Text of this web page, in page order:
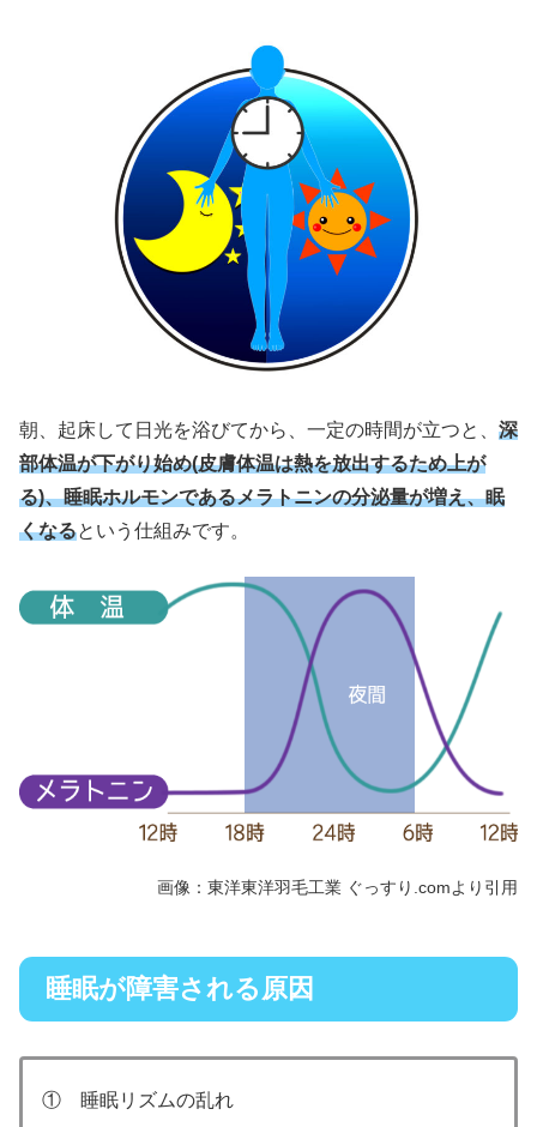
朝、起床して日光を浴びてから、一定の時間が立つと、 深
部体温が下がり始め(皮膚体温は熱を放出するため上が
る)、睡眠ホルモンであるメラトニンの分泌量が増え、眠
くなるという仕組みです。
画像：東洋東洋羽毛工業 ぐっすり.comより引用
睡眠が障害される原因
① 睡眠リズムの乱れ